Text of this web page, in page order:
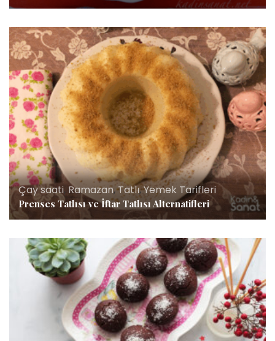
Çay saati Ramazan,Tatlı,Yemek Tarifleri
Prenses Tatlısı ve İftar Tatlısı Alternatifleri